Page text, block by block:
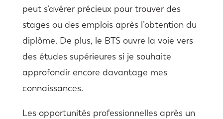
peut s’avérer précieux pour trouver des
stages ou des emplois après l’obtention du
diplôme. De plus, le BTS ouvre la voie vers
des études supérieures si je souhaite
approfondir encore davantage mes
connaissances.
Les opportunités professionnelles après un